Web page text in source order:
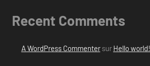
Recent Comments
A WordPress Commentersur Hello world!